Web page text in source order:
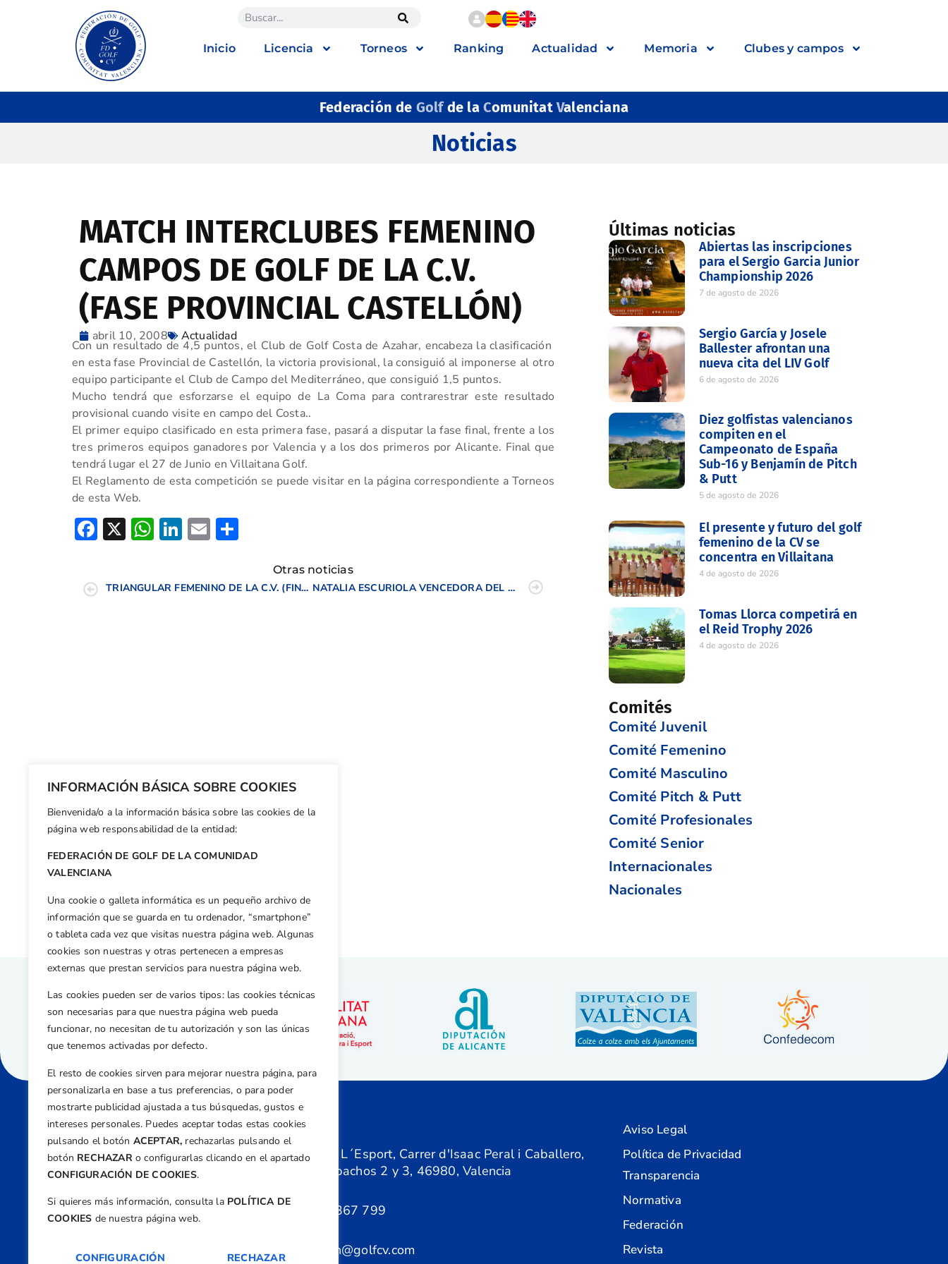
INFORMACIÓN BÁSICA SOBRE COOKIES
Bienvenida/o a la información básica sobre las cookies de la
página web responsabilidad de la entidad:
FEDERACIÓN DE GOLF DE LA COMUNIDAD
VALENCIANA
Una cookie o galleta informática es un pequeño archivo de
información que se guarda en tu ordenador, “smartphone”
o tableta cada vez que visitas nuestra página web. Algunas
cookies son nuestras y otras pertenecen a empresas
externas que prestan servicios para nuestra página web.
Las cookies pueden ser de varios tipos: las cookies técnicas
son necesarias para que nuestra página web pueda
funcionar, no necesitan de tu autorización y son las únicas
que tenemos activadas por defecto.
El resto de cookies sirven para mejorar nuestra página, para
personalizarla en base a tus preferencias, o para poder
mostrarte publicidad ajustada a tus búsquedas, gustos e
intereses personales. Puedes aceptar todas estas cookies
pulsando el botón ACEPTAR, rechazarlas pulsando el
botón RECHAZARo configurarlas clicando en el apartado
CONFIGURACIÓN DE COOKIES.
Si quieres más información, consulta la POLÍTICA DE
COOKIES de nuestra página web.
CONFIGURACIÓN RECHAZAR
Inicio Licencia Torneos Ranking Actualidad Memoria Clubes y campos
Federación de Golfde la ComunitatValenciana
Noticias
MATCH INTERCLUBES FEMENINO
CAMPOS DE GOLF DE LA C.V.
(FASE PROVINCIAL CASTELLÓN)
abril 10, 2008 Actualidad
Con un resultado de 4,5 puntos, el Club de Golf Costa de Azahar, encabeza la clasificación
en esta fase Provincial de Castellón, la victoria provisional, la consiguió al imponerse al otro
equipo participante el Club de Campo del Mediterráneo, que consiguió 1,5 puntos.
Mucho tendrá que esforzarse el equipo de La Coma para contrarestrar este resultado
provisional cuando visite en campo del Costa..
El primer equipo clasificado en esta primera fase, pasará a disputar la fase final, frente a los
tres primeros equipos ganadores por Valencia y a los dos primeros por Alicante. Final que
tendrá lugar el 27 de Junio en Villaitana Golf.
El Reglamento de esta competición se puede visitar en la página correspondiente a Torneos
de esta Web.
Facebook
X WhatsApp
LinkedIn
Email
Otras noticias
TRIANGULAR FEMENINO DE LA C.V. (FINAL)
NATALIA ESCURIOLA VENCEDORA DEL PUNTUABLE NACIONAL JUVENIL
Últimas noticias
Abiertas las inscripciones
para el Sergio Garcia Junior
Championship 2026
7 de agosto de 2026
Sergio García y Josele
Ballester afrontan una
nueva cita del LIV Golf
6 de agosto de 2026
Diez golfistas valencianos
compiten en el
Campeonato de España
Sub-16 y Benjamín de Pitch
& Putt
5 de agosto de 2026
El presente y futuro del golf
femenino de la CV se
concentra en Villaitana
4 de agosto de 2026
Tomas Llorca competirá en
el Reid Trophy 2026
4 de agosto de 2026
Comités
Comité Juvenil
Comité Femenino
Comité Masculino
Comité Pitch & Putt
Comité Profesionales
Comité Senior
Internacionales
Nacionales
Centre de L´Esport, Carrer d'Isaac Peral i Caballero,
Nº 5, Despachos 2 y 3, 46980, Valencia
+34 961 367 799
federacion@golfcv.com
Aviso Legal
Política de Privacidad
Transparencia
Normativa
Federación
Revista